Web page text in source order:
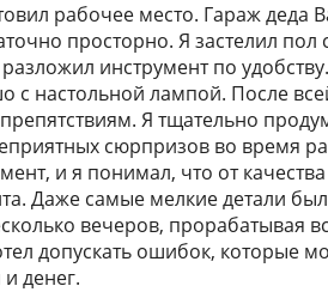
рабочее место. Гараж
просторно. Я застелил
инструмент по
с настольной лампой. После
Я тщательно
сюрпризов во время
и я понимал, что от
Даже самые мелкие детали
вечеров, прорабатывая
допускать ошибок, которые
денег.